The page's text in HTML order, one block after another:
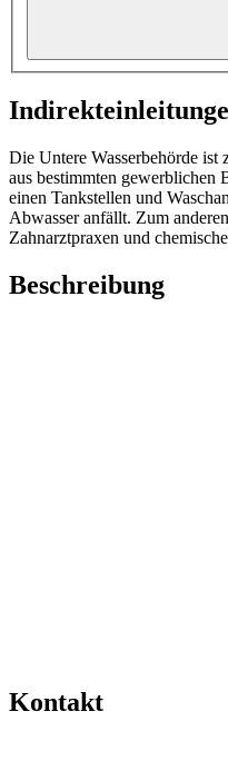
Die Untere Wasserbehörde
aus bestimmten gewerblichen
einen Tankstellen und
Abwasser anfällt. Zum
Zahnarztpraxen und
Beschreibung
Kontakt